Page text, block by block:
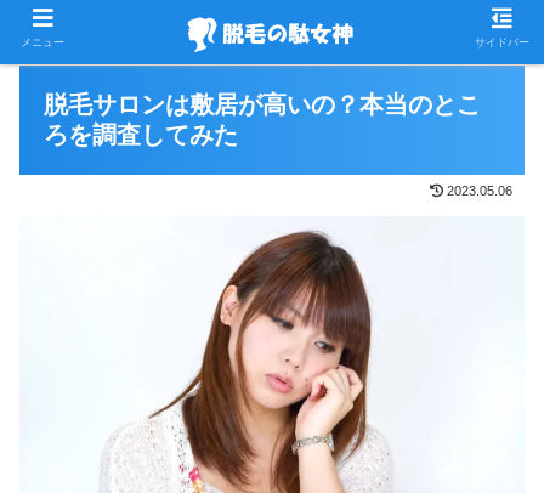
PR
脱毛サロンは敷居が高いの？本当のとこ
ろを調査してみた
2023.05.06
メニュー サイドバー